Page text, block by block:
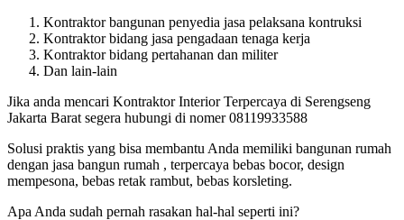
Kontraktor bangunan penyedia jasa pelaksana kontruksi
Kontraktor bidang jasa pengadaan tenaga kerja
Kontraktor bidang pertahanan dan militer
Dan lain-lain
Jika anda mencari Kontraktor Interior Terpercaya di Serengseng
Jakarta Barat segera hubungi di nomer 08119933588
Solusi praktis yang bisa membantu Anda memiliki bangunan rumah
dengan jasa bangun rumah , terpercaya bebas bocor, design
mempesona, bebas retak rambut, bebas korsleting.
Apa Anda sudah pernah rasakan hal-hal seperti ini?